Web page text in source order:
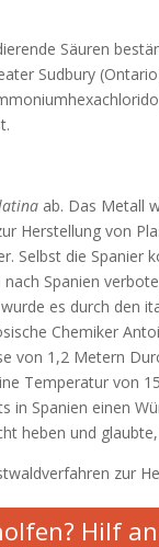
Säuren
Sudbury
ab. Das Metall
Herstellung von
Selbst die Spanier
Spanien
es durch den
Chemiker
von 1,2 Metern
Temperatur von
in Spanien einen
heben und
zur
Hilf